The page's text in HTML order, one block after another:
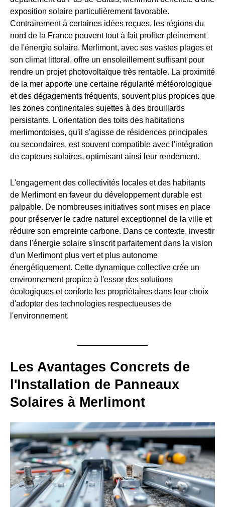
exposition solaire particulièrement favorable.
Contrairement à certaines idées reçues, les régions du
nord de la France peuvent tout à fait profiter pleinement
de l'énergie solaire. Merlimont, avec ses vastes plages et
son climat littoral, offre un ensoleillement suffisant pour
rendre un projet photovoltaïque très rentable. La proximité
de la mer apporte une certaine régularité météorologique
et des dégagements fréquents, souvent plus propices que
les zones continentales sujettes à des brouillards
persistants. L'orientation des toits des habitations
merlimontoises, qu'il s'agisse de résidences principales
ou secondaires, est souvent compatible avec l'intégration
de capteurs solaires, optimisant ainsi leur rendement.
L'engagement des collectivités locales et des habitants
de Merlimont en faveur du développement durable est
palpable. De nombreuses initiatives sont mises en place
pour préserver le cadre naturel exceptionnel de la ville et
réduire son empreinte carbone. Dans ce contexte, investir
dans l'énergie solaire s'inscrit parfaitement dans la vision
d'un Merlimont plus vert et plus autonome
énergétiquement. Cette dynamique collective crée un
environnement propice à l'essor des solutions
écologiques et conforte les propriétaires dans leur choix
d'adopter des technologies respectueuses de
l'environnement.
Les Avantages Concrets de
l'Installation de Panneaux
Solaires à Merlimont